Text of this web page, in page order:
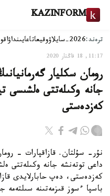
KAZINFORM
ترەند:2026-سايلاۋ وقيعاتاعايىنداۋ
11:17, 18 قاڭتار 2020
رومان سكليار
جانە وكىلەتتى ەلشىسى
كەزدەستى
نۇر- سۇلتان. قازاقپارات -
داعى توتەنشە جانە وكىلەتتى
كەزدەستى، دەپ حابارلايدى
باسپا ءسوز قىزمەتىنە سىلتەمە